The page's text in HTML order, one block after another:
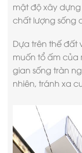
mật độ xây
chất lượng sống
Dựa trên thế đất
muốn tổ ấm của
gian sống tràn
nhiên, tránh xa